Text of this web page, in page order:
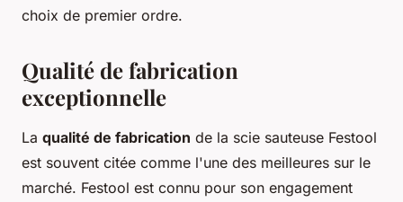
choix de premier ordre.
Qualité de fabrication
exceptionnelle
La qualité de fabrication de la scie sauteuse Festool
est souvent citée comme l'une des meilleures sur le
marché. Festool est connu pour son engagement